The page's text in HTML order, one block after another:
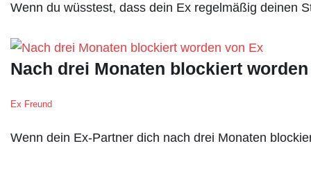
Wenn du wüsstest, dass dein Ex regelmäßig
Nach drei Monaten blockiert
Ex Freund
Wenn dein Ex-Partner dich nach drei Monaten